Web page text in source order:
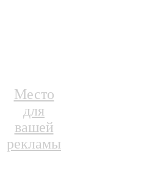
Место
для
вашей
рекламы